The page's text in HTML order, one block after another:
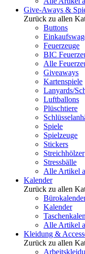
Give-Aways &
Zurück zu allen
Buttons
Feuerzeuge
BIC
Alle
Giveaways
Kartenspiele
Lanyards/
Luftballons
Plüschtiere
Spiele
Spielzeuge
Stickers
Streichhölzer
Stressbälle
Alle Artikel
Kalender
Zurück zu allen
Kalender
Alle Artikel
Kleidung &
Zurück zu allen